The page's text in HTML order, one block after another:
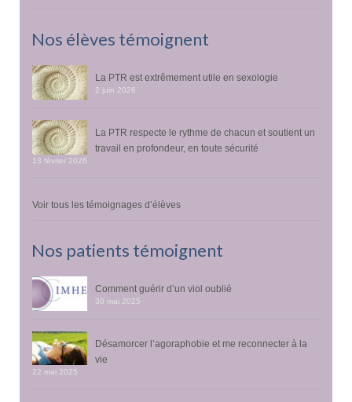
Nos élèves témoignent
La PTR est extrêmement utile en sexologie
2 juin 2026
La PTR respecte le rythme de chacun et soutient un
travail en profondeur, en toute sécurité
13 février 2026
Voir tous les témoignages d’élèves
Nos patients témoignent
Comment guérir d’un viol oublié
30 mai 2025
Désamorcer l’agoraphobie et me reconnecter à la
vie
22 mai 2025